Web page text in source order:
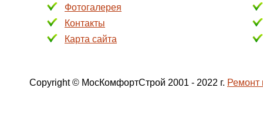
Фотогалерея
Контакты
Карта сайта
Copyright © МосКомфортСтрой 2001 - 2022 г. Ремонт